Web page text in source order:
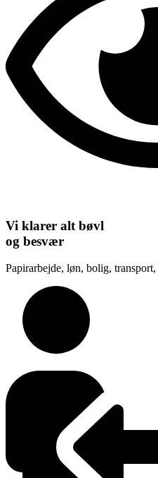
Vi klarer alt bøvl
og besvær
Papirarbejde, løn, bolig,